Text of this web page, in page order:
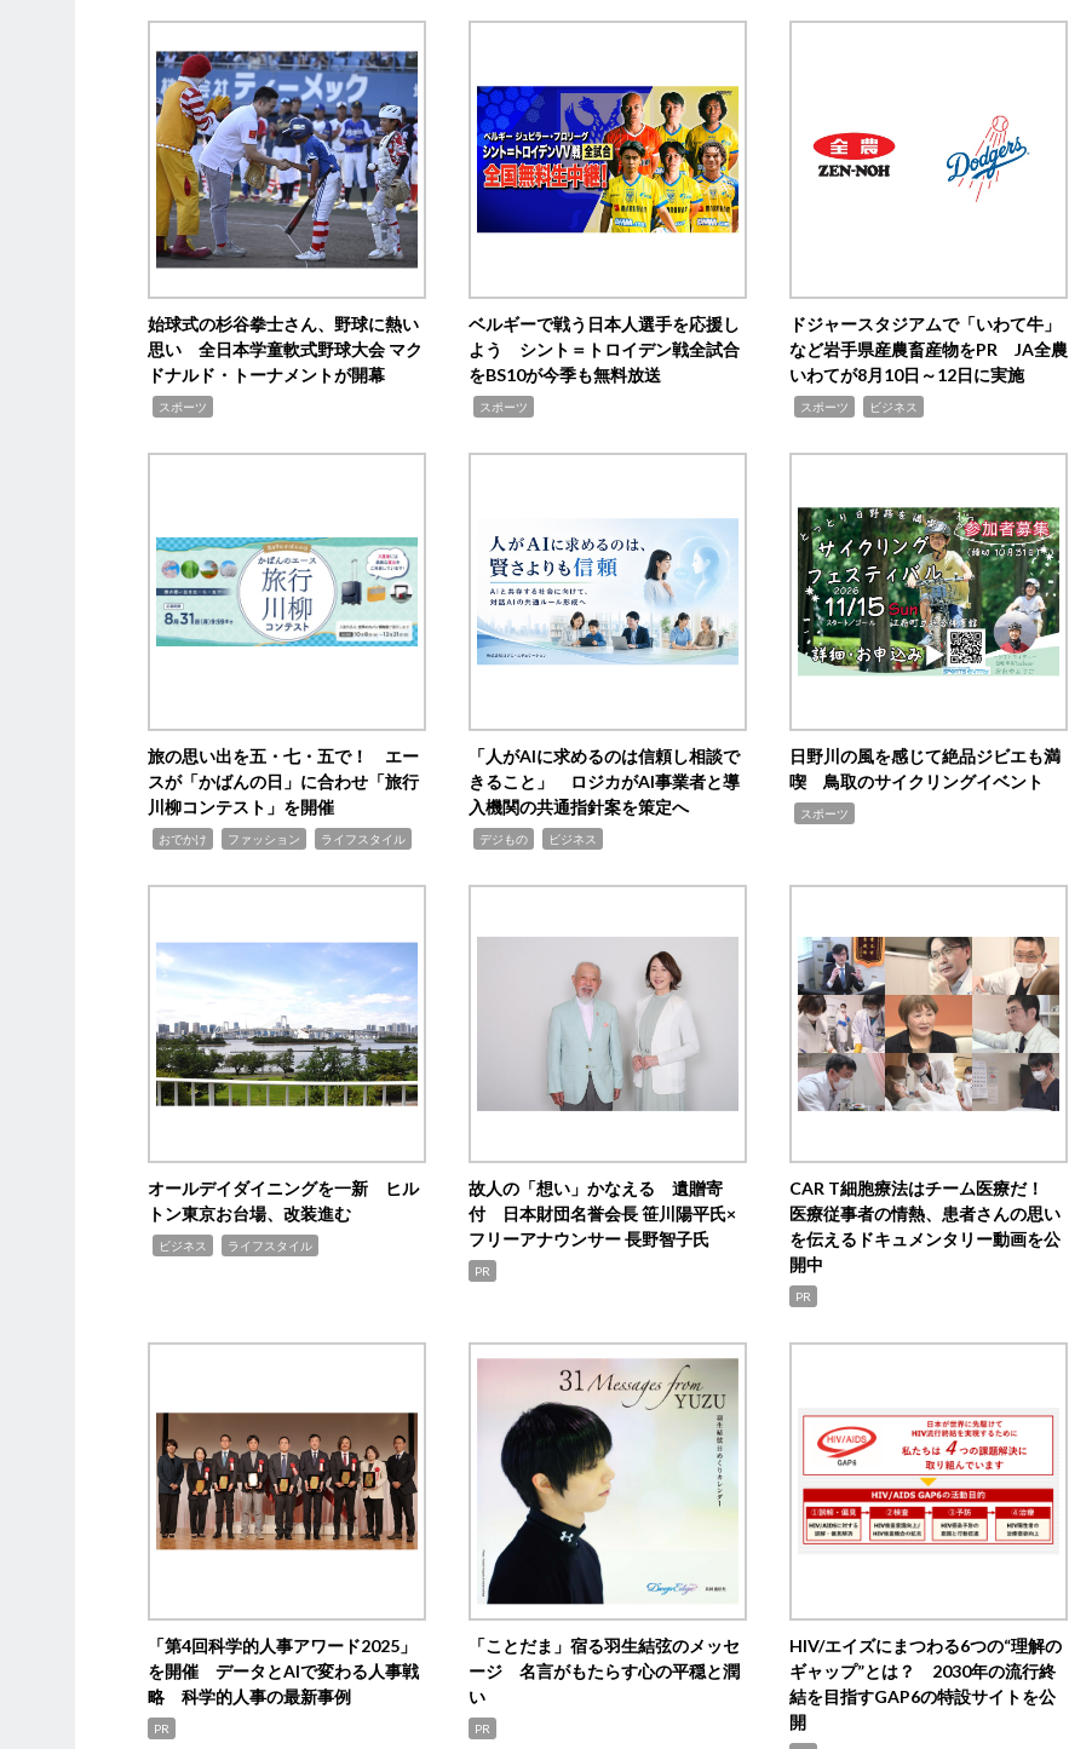
始球式の杉谷拳士さん、野球に熱い
思い 全日本学童軟式野球大会 マク
ドナルド・トーナメントが開幕
スポーツ
ベルギーで戦う日本人選手を応援し
よう シント＝トロイデン戦全試合
をBS10が今季も無料放送
スポーツ
ドジャースタジアムで「いわて牛」
など岩手県産農畜産物をPR JA全農
いわてが8月10日～12日に実施
スポーツ ビジネス
旅の思い出を五・七・五で！ エー
スが「かばんの日」に合わせ「旅行
川柳コンテスト」を開催
おでかけ ファッション ライフスタイル
「人がAIに求めるのは信頼し相談で
きること」 ロジカがAI事業者と導
入機関の共通指針案を策定へ
デジもの ビジネス
日野川の風を感じて絶品ジビエも満
喫 鳥取のサイクリングイベント
スポーツ
オールデイダイニングを一新 ヒル
トン東京お台場、改装進む
ビジネス ライフスタイル
故人の「想い」かなえる 遺贈寄
付 日本財団名誉会長 笹川陽平氏×
フリーアナウンサー 長野智子氏
PR
CAR T細胞療法はチーム医療だ！
医療従事者の情熱、患者さんの思い
を伝えるドキュメンタリー動画を公
開中
PR
「第4回科学的人事アワード2025」
を開催 データとAIで変わる人事戦
略 科学的人事の最新事例
PR
「ことだま」宿る羽生結弦のメッセ
ージ 名言がもたらす心の平穏と潤
い
PR
HIV/エイズにまつわる6つの“理解の
ギャップ”とは？ 2030年の流行終
結を目指すGAP6の特設サイトを公
開